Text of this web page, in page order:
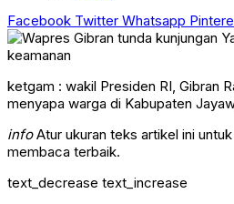
Facebook Twitter Whatsapp
ketgam : wakil Presiden RI, Gibran
menyapa warga di Kabupaten
infoAtur ukuran teks artikel ini
membaca terbaik.
text_decrease text_increase